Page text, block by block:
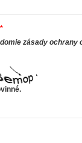
*
zásady ochrany